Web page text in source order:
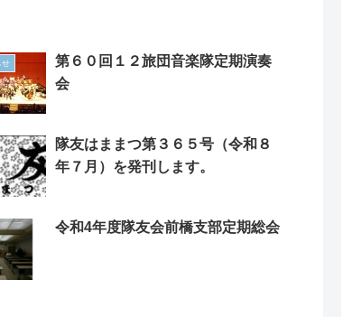
せ
第６０回１２旅団音楽隊定期演奏
会
隊友はままつ第３６５号（令和８
年７月）を発刊します。
令和4年度隊友会前橋支部定期総会